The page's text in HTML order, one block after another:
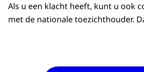
Als u een klacht heeft, kunt u ook
met de nationale toezichthouder.